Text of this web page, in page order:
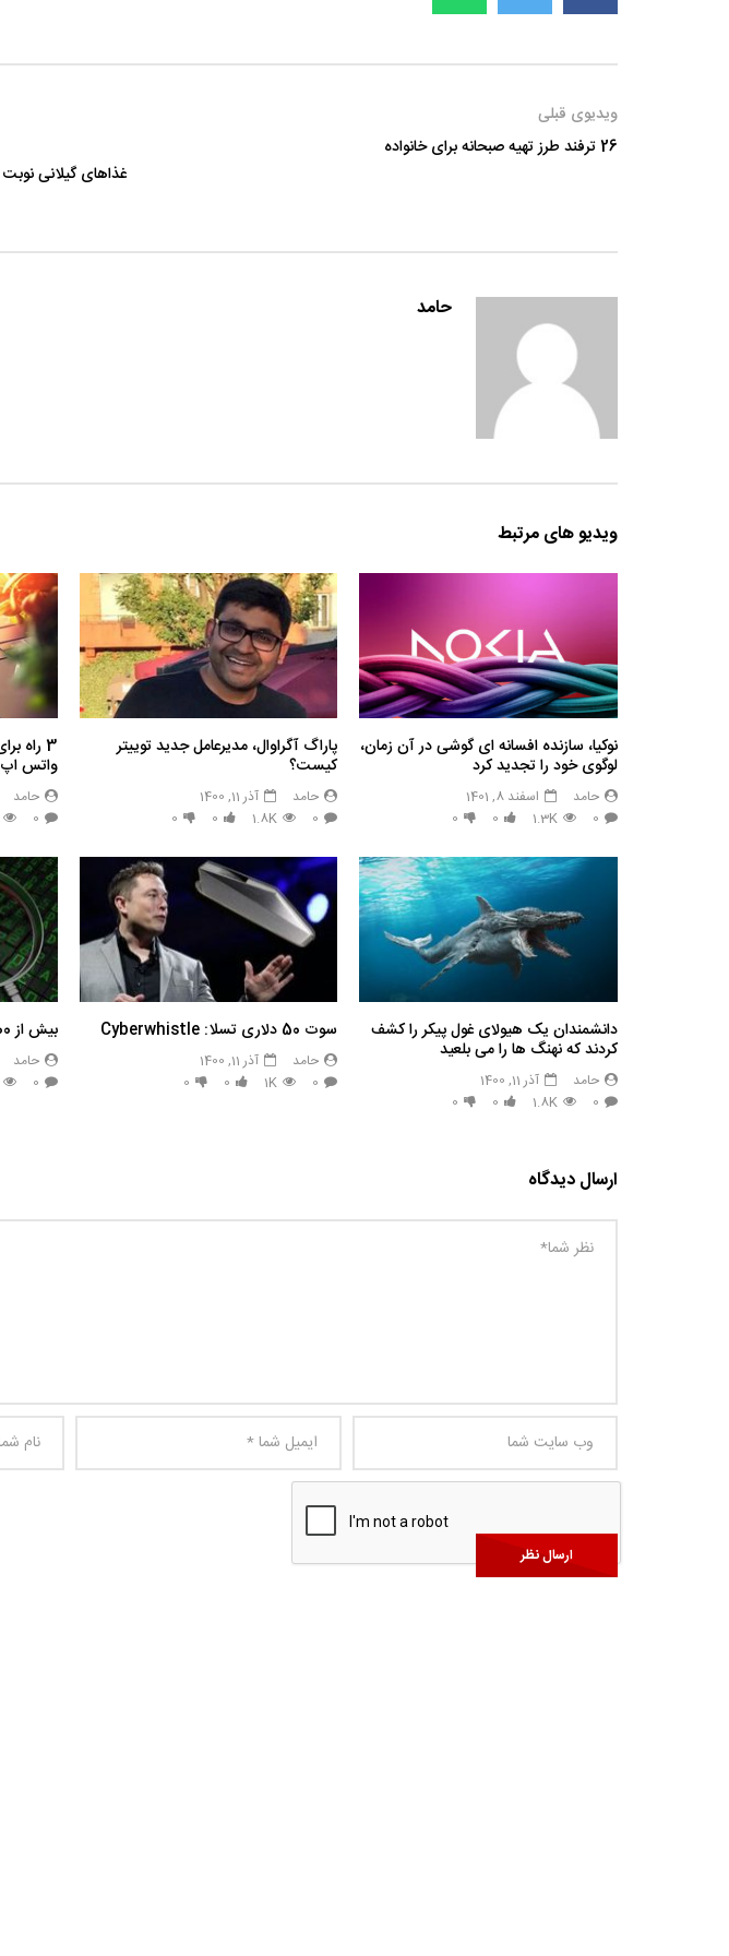
ویدیوی قبلی
26 ترفند طرز تهیه صبحانه برای خانواده
غذاهای گیلانی نوبت
حامد
ویدیو های مرتبط
نوکیا، سازنده افسانه ای گوشی در آن زمان،
لوگوی خود را تجدید کرد
حامد
اسفند 8, 1401
0
1.3K
0
0
پاراگ آگراوال، مدیرعامل جدید توییتر
کیست؟
حامد
آذر 11, 1400
0
1.8K
0
0
3 راه
واتس اپ
حامد
0
دانشمندان یک هیولای غول پیکر را کشف
کردند که نهنگ ها را می بلعید
حامد
آذر 11, 1400
0
1.8K
0
0
سوت 50 دلاری تسلا: Cyberwhistle
حامد
آذر 11, 1400
0
1K
0
0
بیش از 300000 دانلود بدافزار در اندروید
حامد
0
ارسال دیدگاه